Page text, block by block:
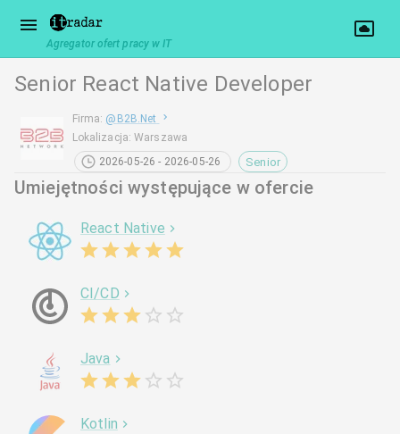
Agregator ofert pracy w IT
Senior React Native Developer
Firma: @ B2B.Net
Lokalizacja:Warszawa
2026-05-26 - 2026-05-26
Senior
Umiejętności występujące w ofercie
React Native
CI/CD
Java
Kotlin